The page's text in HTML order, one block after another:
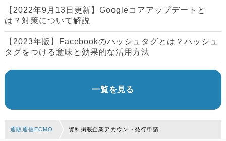
【2022年9月13日更新】Googleコアアップデートと
は？対策について解説
【2023年版】Facebookのハッシュタグとは？ハッシュ
タグをつける意味と効果的な活用方法
一覧を見る
通販通信ECMO 資料掲載企業アカウント発行申請